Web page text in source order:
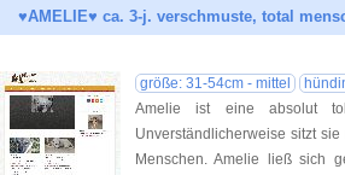
♥AMELIE♥ ca. 3-j. verschmuste, total
größe: 31-54cm - mittel
Amelie ist eine absolut
Unverständlicherweise sitzt
Menschen. Amelie ließ sich